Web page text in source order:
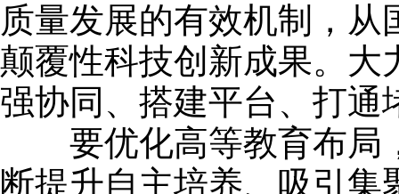
质量发展的有效机制，
颠覆性科技创新成果。大
强协同、搭建平台、打通
要优化高等教育布局，
断提升自主培养、吸引